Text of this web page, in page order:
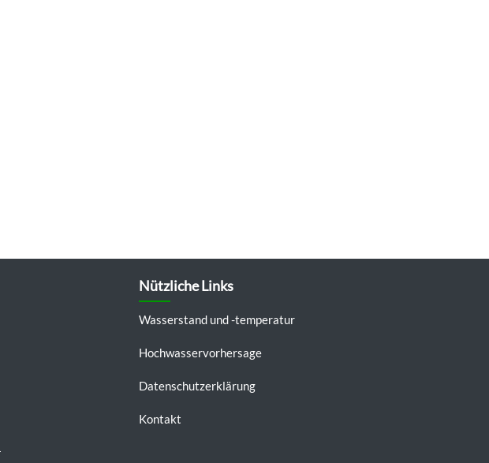
Nützliche Links
Wasserstand und -temperatur
Hochwasservorhersage
Datenschutzerklärung
Kontakt